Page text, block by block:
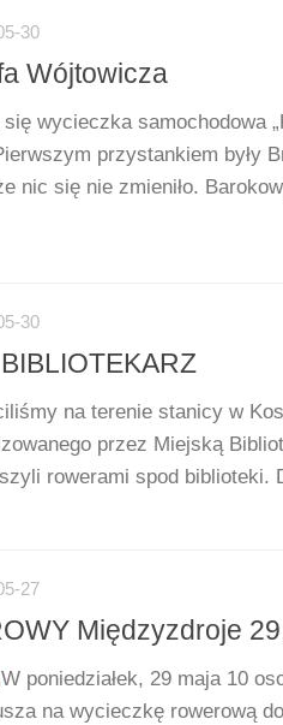
30
Wójtowicza
się wycieczka samochodowa
przystankiem były
nic się nie zmieniło.
30
na terenie stanicy w
przez Miejską
rowerami spod biblioteki.
27
Międzyzdroje
W poniedziałek, 29 maja 10
na wycieczkę rowerową